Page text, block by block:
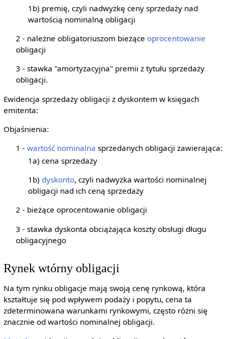
1b) premię, czyli nadwyżkę ceny sprzedaży nad
wartością nominalną obligacji
2 - należne obligatoriuszom bieżąceoprocentowanie
obligacji
3 - stawka "amortyzacyjna" premii z tytułu sprzedaży
obligacji.
Ewidencja sprzedaży obligacji z dyskontem w księgach
emitenta:
Objaśnienia:
1 -wartość nominalna sprzedanych obligacji zawierająca:
1a) cena sprzedaży
1b) dyskonto, czyli nadwyżka wartości nominalnej
obligacji nad ich ceną sprzedaży
2 - bieżące oprocentowanie obligacji
3 - stawka dyskonta obciążająca koszty obsługi długu
obligacyjnego
Rynek wtórny obligacji
Na tym rynku obligacje mają swoją cenę rynkową, która
kształtuje się pod wpływem podaży i popytu, cena ta
zdeterminowana warunkami rynkowymi, często różni się
znacznie od wartości nominalnej obligacji.